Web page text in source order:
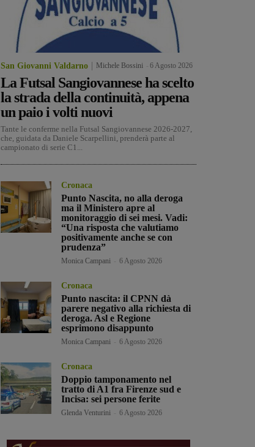
San Giovanni Valdarno Michele Bossini 6 Agosto 2026
La Futsal Sangiovannese ha scelto
la strada della continuità, appena
un paio i volti nuovi
Tante le conferme nella Futsal Sangiovannese 2026-2027,
che, guidata da Daniele Scarpellini, prenderà parte al
campionato di serie C1...
Cronaca
Punto Nascita, no alla deroga
ma il Ministero apre al
monitoraggio di sei mesi. Vadi:
“Una risposta che valutiamo
positivamente anche se con
prudenza”
Monica Campani 6 Agosto 2026
Cronaca
Punto nascita: il CPNN dà
parere negativo alla richiesta di
deroga. Asl e Regione
esprimono disappunto
Monica Campani 6 Agosto 2026
Cronaca
Doppio tamponamento nel
tratto di A1 fra Firenze sud e
Incisa: sei persone ferite
Glenda Venturini 6 Agosto 2026